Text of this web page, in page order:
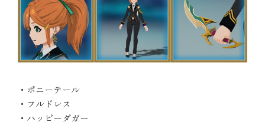
・ポニーテール
・フルドレス
・ハッピーダガー